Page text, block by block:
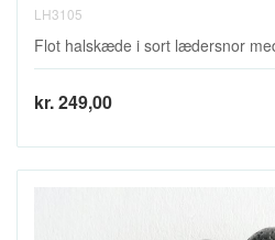
LH3105
Flot halskæde i sort lædersnor
kr. 249,00